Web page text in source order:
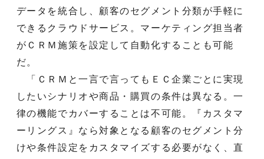
データを統合し、顧客のセグメント分類が手軽に
できるクラウドサービス。マーケティング担当者
がＣＲＭ施策を設定して自動化することも可能
だ。
「ＣＲＭと一言で言ってもＥＣ企業ごとに実現
したいシナリオや商品・購買の条件は異なる。一
律の機能でカバーすることは不可能。『カスタマ
ーリングス』なら対象となる顧客のセグメント分
けや条件設定をカスタマイズする必要がなく、直